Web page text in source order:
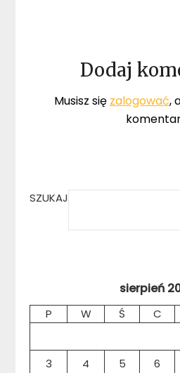
Dodaj
Musisz się zalogować,
SZUKAJ
sierpień
P W Ś C
3
4 5 6